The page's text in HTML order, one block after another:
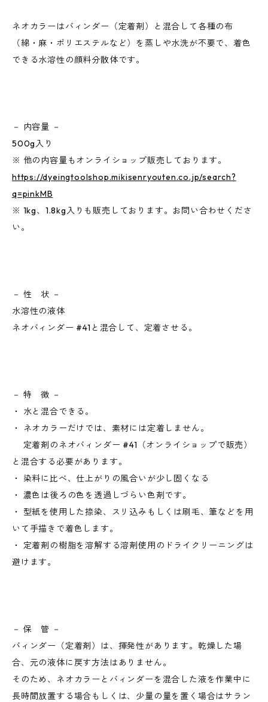
ネオカラーはバィンダー（定着剤）と混合して各種の布
（綿・麻・ポリエステルなど）を蒸しや水洗が不要で、着色
できる水溶性の顔料分散体です。
－ 内容量 －
500g入り
※ 他の内容量もオンライショップ販売しております。
https://dyeingtoolshop.mikisenryouten.co.jp/search?
q=pinkMB
※ 1kg、1.8kg入りも販売しております。お問い合わせくださ
い。
－ 性 状 －
水溶性の液体
ネオバィンダー #41と混合して、定着させる。
－ 特 徴 －
・ 水と混合できる。
・ ネオカラーだけでは、素材には定着しません。
定着剤のネオバィンダー #41（オンライショップで販売）
と混合する必要があります。
・ 染料に比べ、仕上がりの風合いが少し固くなる
・ 濃色は後ろの色を透過しづらい色剤です。
・ 型紙を使用した捺染、スリ込みもしくは刷毛、筆などを用
いて手描きで着色します。
・ 定着剤の樹脂を溶解する溶剤使用のドライクリーニングは
避けます。
－ 保 管 －
バィンダー（定着剤）は、揮発性があります。乾燥した場
合、元の液体に戻す方法はありません。
そのため、ネオカラーとバィンダーを混合した液を作業中に
長時間放置する場合もしくは、少量の量を置く場合はサラン